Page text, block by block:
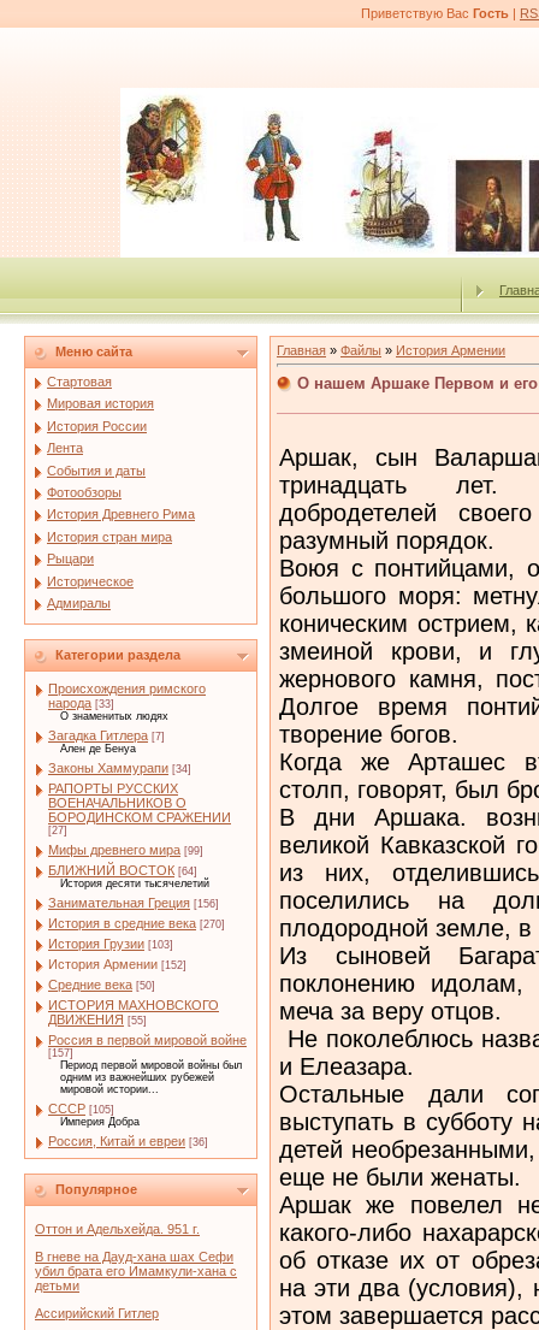
Приветствую Вас Гость |
Меню сайта
Стартовая
Мировая история
История России
Лента
События и даты
Фотообзоры
История Древнего Рима
История стран мира
Рыцари
Историческое
Адмиралы
Категории раздела
Происхождения римского
народа [33]
О знаменитых людях
Загадка Гитлера [7]
Ален де Бенуа
Законы Хаммурапи [34]
РАПОРТЫ РУССКИХ
ВОЕНАЧАЛЬНИКОВ О
БОРОДИНСКОМ СРАЖЕНИИ
[27]
Мифы древнего мира [99]
БЛИЖНИЙ ВОСТОК [64]
История десяти тысячелетий
Занимательная Греция [156]
История в средние века [270]
История Грузии [103]
История Армении [152]
Средние века [50]
ИСТОРИЯ МАХНОВСКОГО
ДВИЖЕНИЯ [55]
Россия в первой мировой войне
[157]
Период первой мировой войны был
одним из важнейших рубежей
мировой истории...
СССР [105]
Империя Добра
Россия, Китай и евреи [36]
Популярное
Оттон и Адельхейда. 951 г.
В гневе на Дауд-хана шах Сефи
убил брата его Имамкули-хана с
детьми
Ассирийский Гитлер
Главная » Файлы » История Армении
О нашем Аршаке Первом и
Аршак, сын
тринадцать лет.
добродетелей
разумный порядок.
Воюя с понтийцами,
большого моря:
коническим острием,
змеиной крови, и
жернового камня,
Долгое время
творение богов.
Когда же Арташес
столп, говорят, был
В дни Аршака.
великой Кавказской
из них,
поселились на
плодородной земле,
Из сыновей
поклонению идолам,
меча за веру отцов.
Не поколеблюсь
и Елеазара.
Остальные дали
выступать в субботу
детей
еще не были женаты.
Аршак же повелел
какого-либо
об отказе их от
на эти два
этом завершается